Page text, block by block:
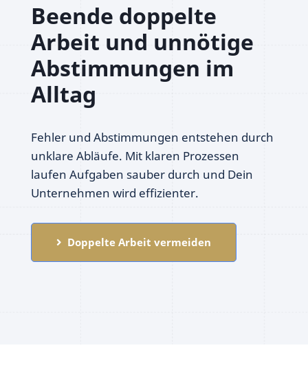
Beende doppelte
Arbeit und unnötige
Abstimmungen im
Alltag
Fehler und Abstimmungen entstehen durch
unklare Abläufe. Mit klaren Prozessen
laufen Aufgaben sauber durch und Dein
Unternehmen wird effizienter.
Doppelte Arbeit vermeiden